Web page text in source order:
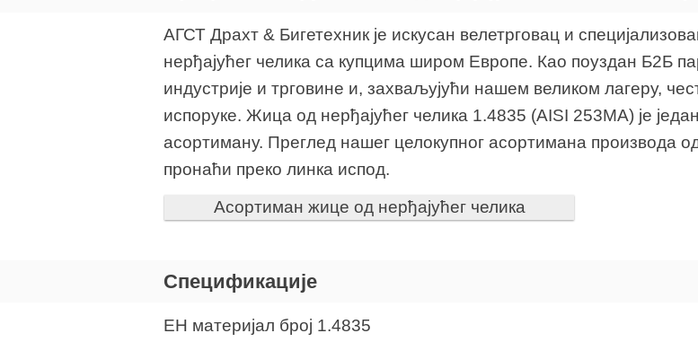
АГСТ Драхт & Бигетехник је искусан велетрговац и
нерђајућег челика са купцима широм Европе. Као поуздан Б2Б
индустрије и трговине и, захваљујући нашем великом лагеру,
испоруке. Жица од нерђајућег челика 1.4835 (AISI 253MA) је
асортиману. Преглед нашег целокупног асортимана производа
пронаћи преко линка испод.
Асортиман жице од нерђајућег челика
Спецификације
ЕН материјал број 1.4835